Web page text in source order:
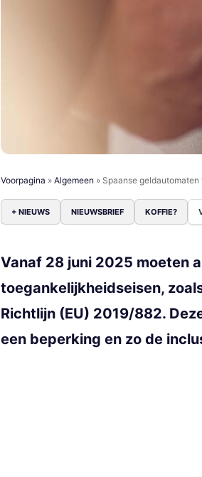
Voorpagina » Algemeen » Spaanse
+ NIEUWS NIEUWSBRIEF KOFFIE?
Vanaf 28 juni 2025 moeten
toegankelijkheidseisen,
Richtlijn (EU) 2019/882.
een beperking en zo de